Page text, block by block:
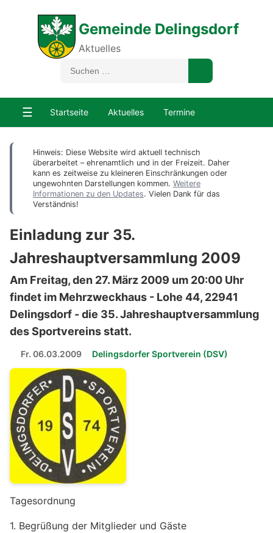
Gemeinde Delingsdorf
Aktuelles
☰ Startseite Aktuelles Termine
Hinweis: Diese Website wird aktuell technisch
überarbeitet – ehrenamtlich und in der Freizeit. Daher
kann es zeitweise zu kleineren Einschränkungen oder
ungewohnten Darstellungen kommen. Weitere
Informationen zu den Updates. Vielen Dank für das
Verständnis!
Einladung zur 35.
Jahreshauptversammlung 2009
Am Freitag, den 27. März 2009 um 20:00 Uhr
findet im Mehrzweckhaus - Lohe 44, 22941
Delingsdorf - die 35. Jahreshauptversammlung
des Sportvereins statt.
Fr. 06.03.2009 Delingsdorfer Sportverein (DSV)
Tagesordnung
1. Begrüßung der Mitglieder und Gäste